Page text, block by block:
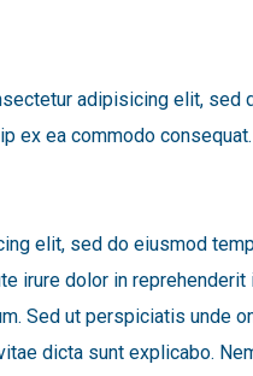
adipisicing elit, sed
ex ea commodo
elit, sed do eiusmod
irure dolor in
Sed ut perspiciatis unde
dicta sunt explicabo.